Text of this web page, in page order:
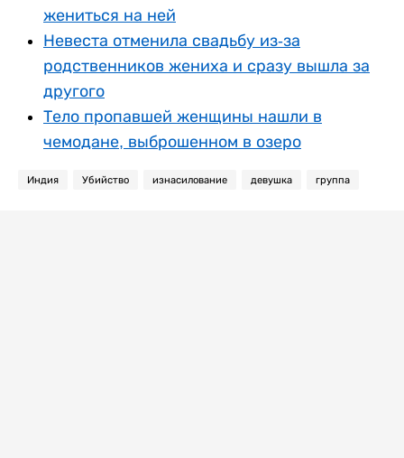
жениться на ней
Невеста отменила свадьбу из-за
родственников жениха и сразу вышла за
другого
Тело пропавшей женщины нашли в
чемодане, выброшенном в озеро
Индия Убийство изнасилование девушка группа